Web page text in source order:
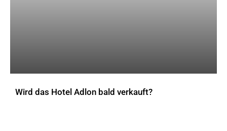
Wird das Hotel Adlon bald verkauft?